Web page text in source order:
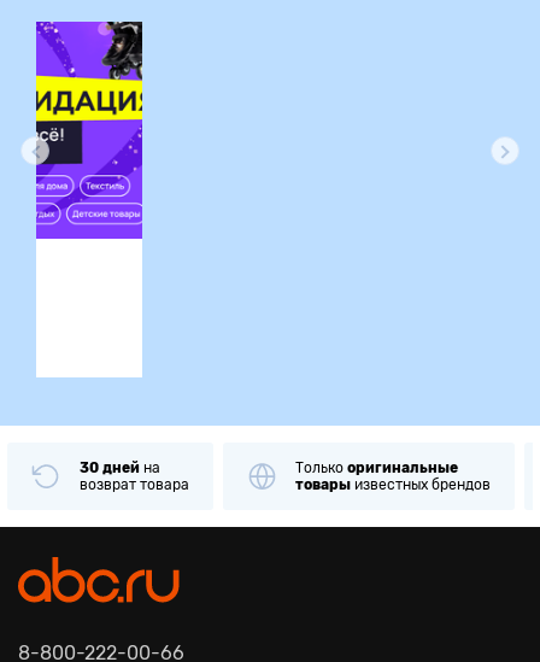
30 дней на
возврат товара
Только оригинальные
товары известных брендов
8-800-222-00-66